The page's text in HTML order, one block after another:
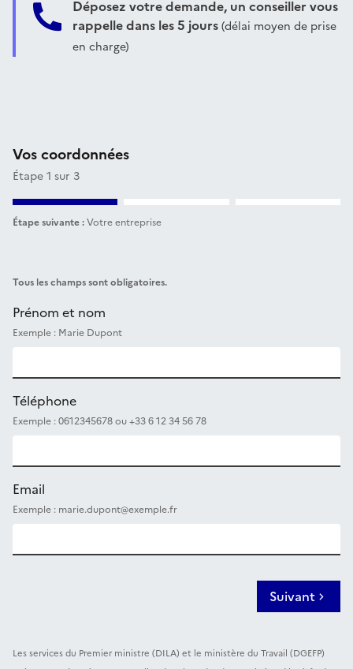
Déposez votre demande, un conseiller vous
rappelle dans les 5 jours(délai moyen de prise
en charge)
Étape 1 sur 3
Vos coordonnées
Étape suivante :Votre entreprise
Tous les champs sont obligatoires.
Prénom et nom
Exemple : Marie Dupont
Téléphone
Exemple : 0612345678 ou +33 6 12 34 56 78
Email
Exemple : marie.dupont@exemple.fr
Suivant
Les services du Premier ministre (DILA) et le ministère du Travail (DGEFP)